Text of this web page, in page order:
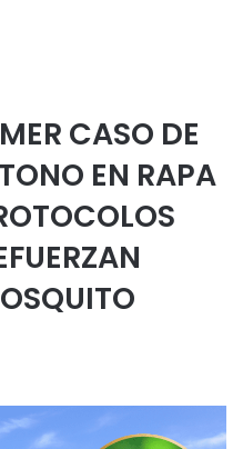
CASO DE
EN RAPA